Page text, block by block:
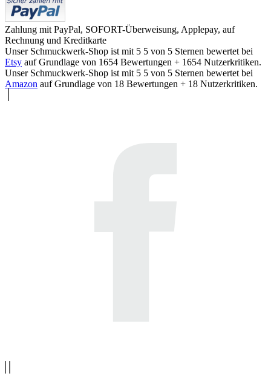
Zahlung mit PayPal, SOFORT-Überweisung, Applepay, auf
Rechnung und Kreditkarte
Unser Schmuckwerk-Shop ist mit 5 5 von 5 Sternen bewertet bei
Etsy auf Grundlage von 1654 Bewertungen + 1654 Nutzerkritiken.
Unser Schmuckwerk-Shop ist mit 5 5 von 5 Sternen bewertet bei
Amazon auf Grundlage von 18 Bewertungen + 18 Nutzerkritiken.